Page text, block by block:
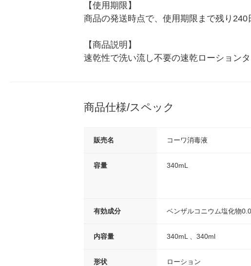
【使用期限】
商品の発送時点で、使用期限まで残り240
【商品説明】
速乾性で洗い流し不要の速乾ローション
商品仕様/スペック
販売名 コーワ消毒液
容量 340mL
有効成分 ベンザルコニウム塩化物
内容量 340mL 、340ml
形状 ローション